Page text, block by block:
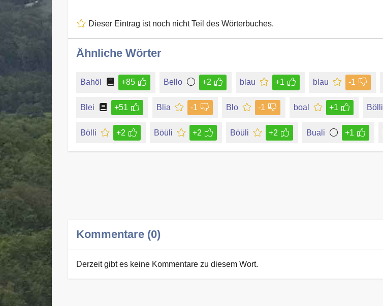
Dieser Eintrag ist noch nicht Teil des Wörterbuches.
Ähnliche Wörter
Bahöl +85 Bello +2 blau +1 blau -1
Blei +51 Blia -1 Blo -1 boal +1 Bölli
Bölli +2 Böüli +2 Böüli +2 Buali +1
Kommentare (0)
Derzeit gibt es keine Kommentare zu diesem Wort.